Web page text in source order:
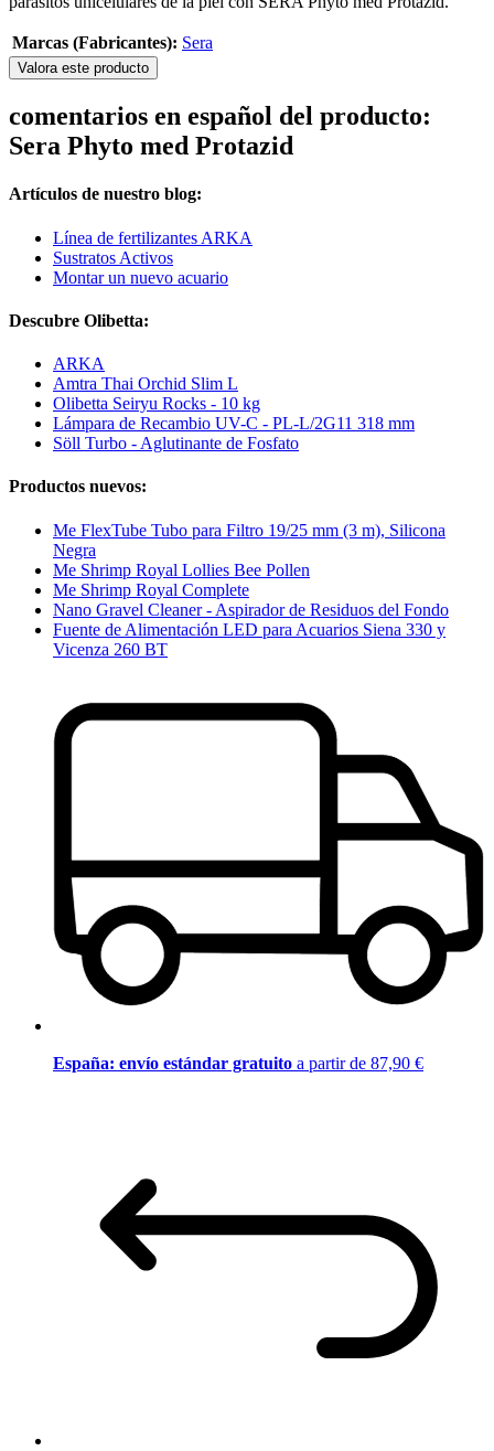
Marcas (Fabricantes): Sera
Valora este producto
comentarios en español del producto:
Sera Phyto med Protazid
Artículos de nuestro blog:
Línea de fertilizantes ARKA
Sustratos Activos
Montar un nuevo acuario
Descubre Olibetta:
ARKA
Amtra Thai Orchid Slim L
Olibetta Seiryu Rocks - 10 kg
Lámpara de Recambio UV-C - PL-L/2G11 318 mm
Söll Turbo - Aglutinante de Fosfato
Productos nuevos:
Me FlexTube Tubo para Filtro 19/25 mm (3 m), Silicona
Negra
Me Shrimp Royal Lollies Bee Pollen
Me Shrimp Royal Complete
Nano Gravel Cleaner - Aspirador de Residuos del Fondo
Fuente de Alimentación LED para Acuarios Siena 330 y
Vicenza 260 BT
España: envío estándar gratuito a partir de 87,90 €